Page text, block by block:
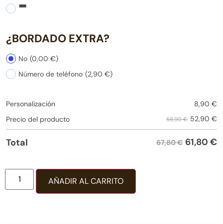
-
¿BORDADO EXTRA?
No (0,00 €)
Número de teléfono (2,90 €)
Personalización 8,90 €
Precio del producto
58,90 € 52,90 €
Total 67,80 € 61,80 €
AÑADIR AL CARRITO